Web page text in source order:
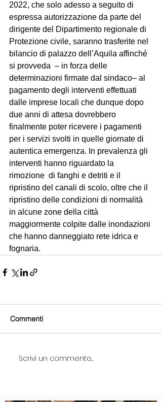
2022, che solo adesso a seguito di
espressa autorizzazione da parte del
dirigente del Dipartimento regionale di
Protezione civile, saranno trasferite nel
bilancio di palazzo dell’Aquila affinché
si provveda  – in forza delle
determinazioni firmate dal sindaco– al
pagamento degli interventi effettuati
dalle imprese locali che dunque dopo
due anni di attesa dovrebbero
finalmente poter ricevere i pagamenti
per i servizi svolti in quelle giornate di
autentica emergenza. In prevalenza gli
interventi hanno riguardato la
rimozione  di fanghi e detriti e il
ripristino del canali di scolo, oltre che il
ripristino delle condizioni di normalità
in alcune zone della città
maggiormente colpite dalle inondazioni
che hanno danneggiato rete idrica e
fognaria.
Commenti
Scrivi un commento...